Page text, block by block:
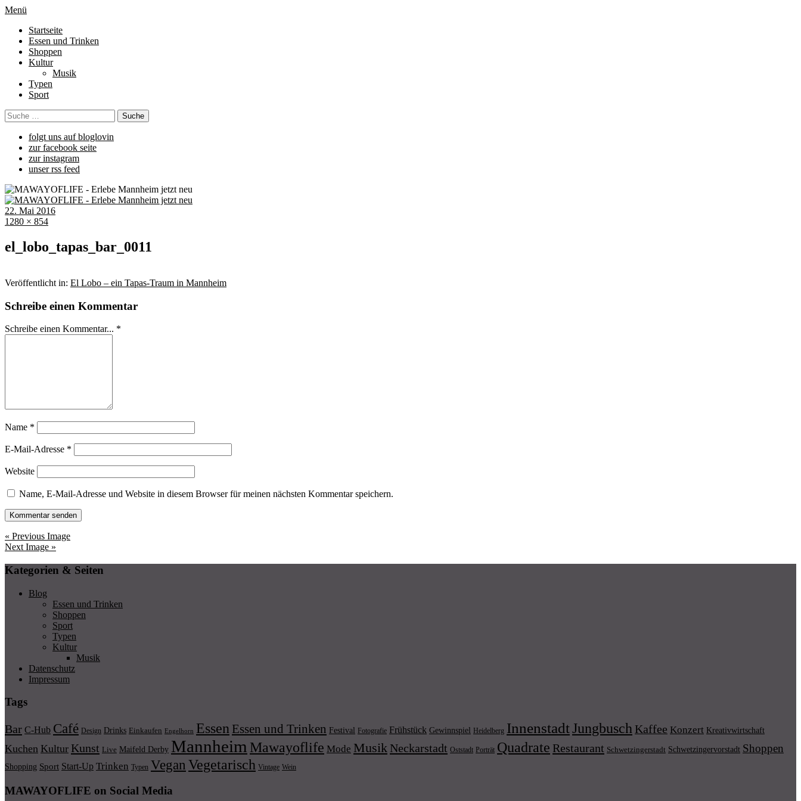
Menü
Startseite
Essen und Trinken
Shoppen
Kultur
Musik
Typen
Sport
folgt uns auf bloglovin
zur facebook seite
zur instagram
unser rss feed
22. Mai 2016
1280 × 854
el_lobo_tapas_bar_0011
Veröffentlicht in: El Lobo – ein Tapas-Traum in Mannheim
Schreibe einen Kommentar
Schreibe einen Kommentar... *
Name *
E-Mail-Adresse *
Website
Name, E-Mail-Adresse und Website in diesem Browser für meinen nächsten Kommentar speichern.
« Previous Image
Next Image »
Kategorien & Seiten
Blog
Essen und Trinken
Shoppen
Sport
Typen
Kultur
Musik
Datenschutz
Impressum
Tags
Bar C-Hub Café Design Drinks Einkaufen Engelhorn Essen Essen und Trinken Festival Fotografie Frühstück Gewinnspiel Heidelberg InnenstadtJungbusch Kaffee Konzert Kreativwirtschaft
Kuchen Kultur Kunst Live Maifeld Derby Mannheim Mawayoflife Mode Musik Neckarstadt Oststadt Porträt Quadrate Restaurant Schwetzingerstadt Schwetzingervorstadt Shoppen
Shopping Sport Start-Up Trinken Typen Vegan Vegetarisch Vintage Wein
MAWAYOFLIFE on Social Media